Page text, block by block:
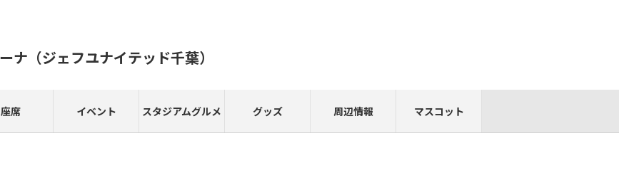
ナ （ジェフユナイテッド千葉）
座席 イベント スタジアムグルメ グッズ 周辺情報 マスコット